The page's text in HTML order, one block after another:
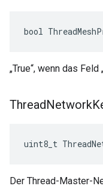
bool
„True“, wenn das
ThreadNetwork
uint8_t
Der Thread-Master-